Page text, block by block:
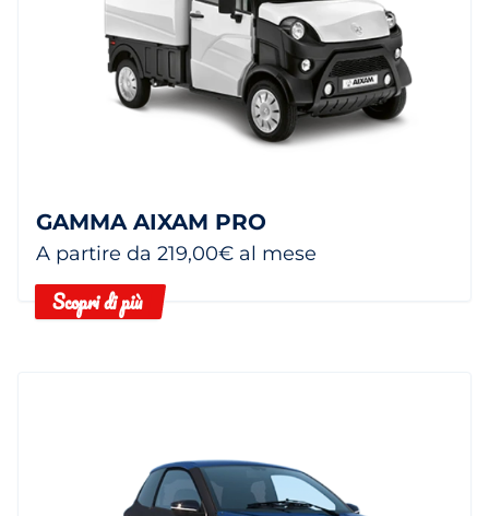
GAMMA AIXAM PRO
A partire da 219,00€ al mese
Scopri di più